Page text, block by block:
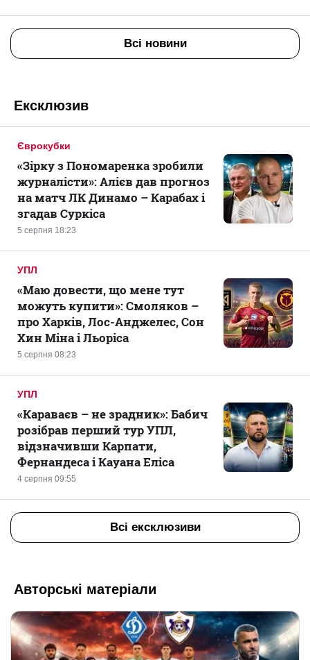
Всі новини
Ексклюзив
Єврокубки
5 серпня 18:23
«Зірку з Пономаренка зробили
журналісти»: Алієв дав прогноз
на матч ЛК Динамо – Карабах і
згадав Суркіса
УПЛ
5 серпня 08:23
«Маю довести, що мене тут
можуть купити»: Смоляков –
про Харків, Лос-Анджелес, Сон
Хин Міна і Льоріса
УПЛ
4 серпня 09:55
«Караваєв – не зрадник»: Бабич
розібрав перший тур УПЛ,
відзначивши Карпати,
Фернандеса і Кауана Еліса
Всі ексклюзиви
Авторські матеріали